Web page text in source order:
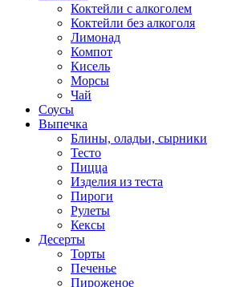
Коктейли с алкоголем
Коктейли без алкоголя
Лимонад
Компот
Кисель
Морсы
Чай
Соусы
Выпечка
Блины, оладьи, сырники
Тесто
Пицца
Изделия из теста
Пироги
Рулеты
Кексы
Десерты
Торты
Печенье
Пироженое